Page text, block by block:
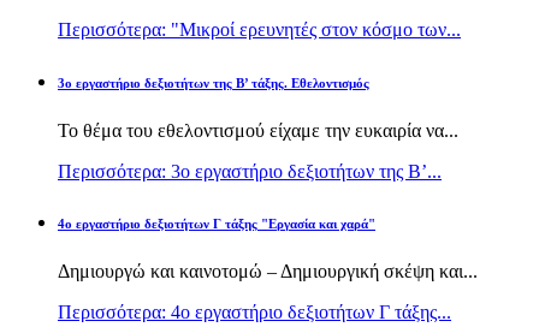
Περισσότερα: "Μικροί ερευνητές στον κόσμο των...
3ο εργαστήριο δεξιοτήτων της Β’ τάξης. Εθελοντισμός
Το θέμα του εθελοντισμού είχαμε την ευκαιρία να...
Περισσότερα: 3ο εργαστήριο δεξιοτήτων της Β’...
4ο εργαστήριο δεξιοτήτων Γ τάξης "Εργασία και χαρά"
Δημιουργώ και καινοτομώ – Δημιουργική σκέψη και...
Περισσότερα: 4ο εργαστήριο δεξιοτήτων Γ τάξης...